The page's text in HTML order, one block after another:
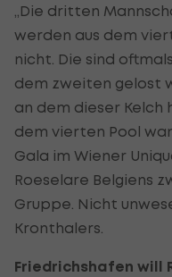
„Die dritten
werden aus dem
nicht. Die sind
dem zweiten gelost
an dem dieser Kelch
dem vierten Pool
Gala im Wiener
Roeselare Belgiens
Gruppe. Nicht
Kronthalers.
Friedrichshafen will